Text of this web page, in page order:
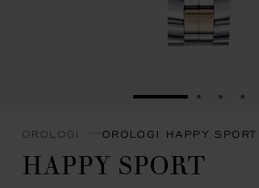
VAI ALLAVAIVAI
OROLOGI OROLOGI HAPPY SPORT
HAPPY SPORT